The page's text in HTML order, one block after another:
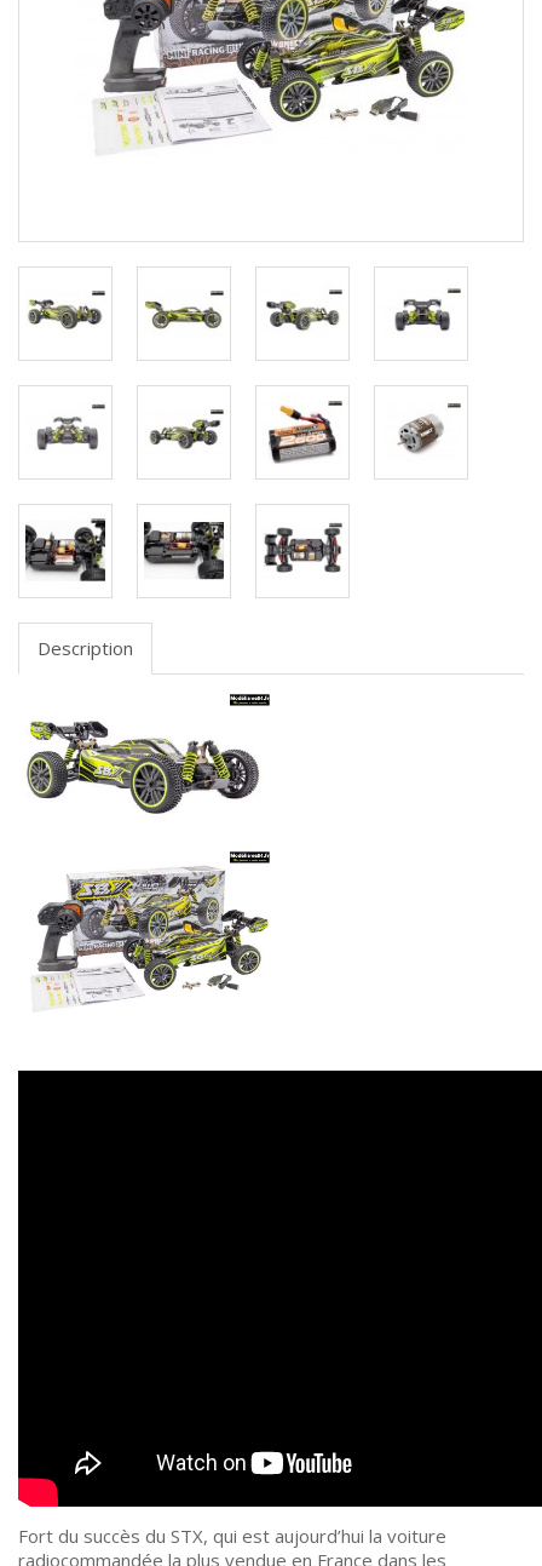
Description
Fort du succès du STX, qui est aujourd’hui la voiture
radiocommandée la plus vendue en France dans les